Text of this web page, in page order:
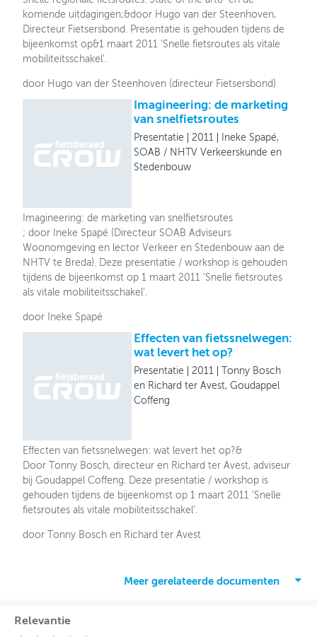
komende uitdagingen;&door Hugo van der Steenhoven,
Directeur Fietsersbond. Presentatie is gehouden tijdens de
bijeenkomst op&1 maart 2011 'Snelle fietsroutes als vitale
mobiliteitsschakel'.
door Hugo van der Steenhoven (directeur Fietsersbond)
Imagineering: de marketing
van snelfietsroutes
Presentatie 2011
Ineke Spapé,
SOAB / NHTV Verkeerskunde en
Stedenbouw
Imagineering: de marketing van snelfietsroutes
; door Ineke Spapé (Directeur SOAB Adviseurs
Woonomgeving en lector Verkeer en Stedenbouw aan de
NHTV te Breda). Deze presentatie / workshop is gehouden
tijdens de bijeenkomst op 1 maart 2011 'Snelle fietsroutes
als vitale mobiliteitsschakel'.
door Ineke Spapé
Effecten van fietssnelwegen:
wat levert het op?
Presentatie 2011
Tonny Bosch
en Richard ter Avest, Goudappel
Coffeng
Effecten van fietssnelwegen: wat levert het op?&
Door Tonny Bosch, directeur en Richard ter Avest, adviseur
bij Goudappel Coffeng. Deze presentatie / workshop is
gehouden tijdens de bijeenkomst op 1 maart 2011 'Snelle
fietsroutes als vitale mobiliteitsschakel'.
door Tonny Bosch en Richard ter Avest
Meer gerelateerde documenten
Relevantie